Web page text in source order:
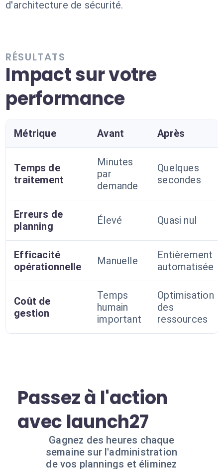
d'architecture de sécurité.
RÉSULTATS
Impact sur votre
performance
Métrique Avant Après
Temps de
traitement
Minutes
par
demande
Quelques
secondes
Erreurs de
planning
Élevé Quasi nul
Efficacité
opérationnelle
Manuelle
Entièrement
automatisée
Coût de
gestion
Temps
humain
important
Optimisation
des
ressources
Passez à l'action
avec launch27
Gagnez des heures chaque
semaine sur l'administration
de vos plannings et éliminez